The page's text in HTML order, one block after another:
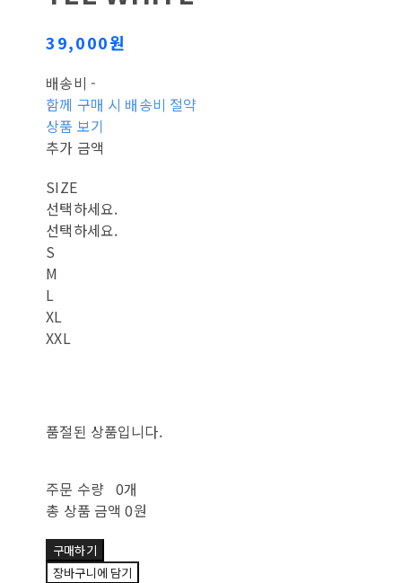
39,000원
배송비 -
함께 구매 시 배송비 절약
상품 보기
추가 금액
SIZE
선택하세요.
선택하세요.
S
M
L
XL
XXL
품절된 상품입니다.
주문 수량 0개
총 상품 금액 0원
구매하기
장바구니에 담기